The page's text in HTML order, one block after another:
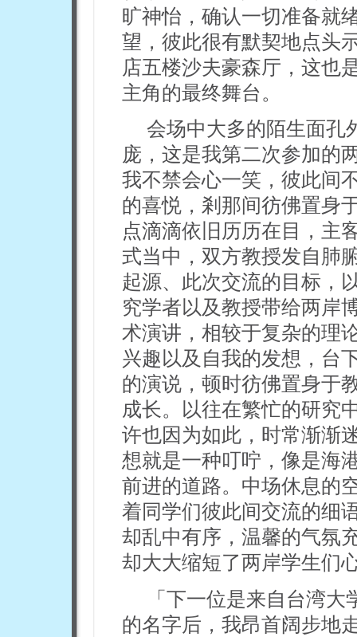
旷神怡，确认一切准备就
望，彼此很有默契地点头
店五楼沙夫豪森厅，这也
主角的最终舞台。
会场中大多的陌生面孔
庞，这是我第二次参加的
我不禁会心一笑，彼此间
的喜悦，剎那间彷佛置身
点滴滴依旧历历在目，主
式当中，双方教授发自肺
起源、此次交流的目标，
究学者以及教授带给两岸
术演讲，相较于复杂的理
兴趣以及自我的发想，台
的演说，顿时彷佛置身于
成长。以往在繁忙的研究
许也因为如此，时常渐渐
想就是一种叮咛，像是海
前进的道路。中场休息的
着同学们彼此间交流的细
却乱中有序，温馨的气氛
却大大缩短了两岸学生们
「下一位是来自台湾
的名字后，我昂首阔步地